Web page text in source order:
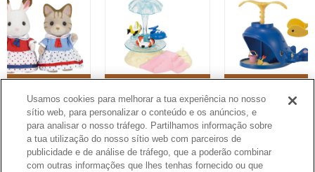
Catálogo
Usamos cookies para melhorar a tua experiência no nosso
sítio web, para personalizar o conteúdo e os anúncios, e
para analisar o nosso tráfego. Partilhamos informação sobre
a tua utilização do nosso sítio web com parceiros de
publicidade e de análise de tráfego, que a poderão combinar
com outras informações que lhes tenhas fornecido ou que